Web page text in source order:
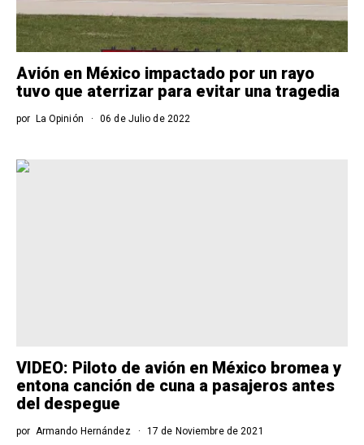
Avión en México impactado por un rayo
tuvo que aterrizar para evitar una tragedia
por La Opinión 06 de Julio de 2022
VIDEO: Piloto de avión en México bromea y
entona canción de cuna a pasajeros antes
del despegue
por Armando Hernández 17 de Noviembre de 2021